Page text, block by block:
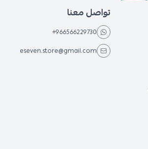
تواصل معنا
+966566229730
eseven.store@gmail.com